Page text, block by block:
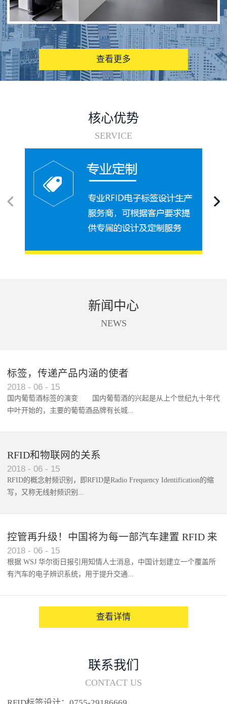
图书馆RFID电子标签管理系统
查看更多
核心优势
SERVICE
新闻中心
NEWS
标签，传递产品内涵的使者
2018 - 06 - 15
国内葡萄酒标签的演变 国内葡萄酒的兴起是从上个世纪九十年代
中叶开始的，主要的葡萄酒品牌有长城...
RFID和物联网的关系
2018 - 06 - 15
RFID的概念射频识别，即RFID是Radio Frequency Identification的缩
写，又称无线射频识别...
控管再升级！中国将为每一部汽车建置 RFID 来
架构辨识系统
2018 - 06 - 15
根据 WSJ 华尔街日报引用知情人士消息，中国计划建立一个覆盖所
有汽车的电子辨识系统，用于提升交通...
查看详情
联系我们
CONTACT US